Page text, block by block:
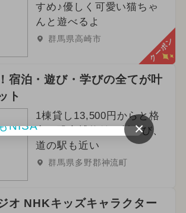
すめ♪優しく可愛い猫ちゃ
んと遊べるよ
群馬県高崎市 クーポン
宿泊・遊び・学びの全てが叶
ト
1棟貸し13,500円からと格
安！恐竜博物館や川遊び、
道の駅も近い
群馬県多野郡神流町
オ NHKキッズキャラクター
×